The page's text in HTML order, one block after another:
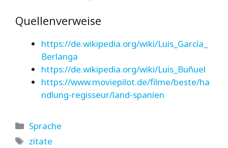
Quellenverweise
https://de.wikipedia.org/wiki/Luis_García_
Berlanga
https://de.wikipedia.org/wiki/Luis_Buñuel
https://www.moviepilot.de/filme/beste/ha
ndlung-regisseur/land-spanien
Kategorien
Sprache
Schlagwörter
zitate